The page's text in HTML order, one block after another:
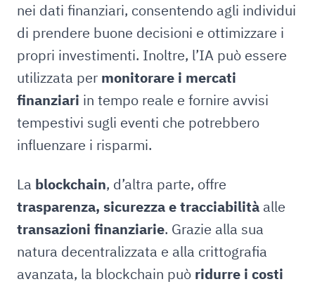
nei dati finanziari, consentendo agli individui
di prendere buone decisioni e ottimizzare i
propri investimenti. Inoltre, l’IA può essere
utilizzata per monitorare i mercati
finanziari in tempo reale e fornire avvisi
tempestivi sugli eventi che potrebbero
influenzare i risparmi.
La blockchain, d’altra parte, offre
trasparenza, sicurezza e tracciabilità alle
transazioni finanziarie. Grazie alla sua
natura decentralizzata e alla crittografia
avanzata, la blockchain può ridurre i costi